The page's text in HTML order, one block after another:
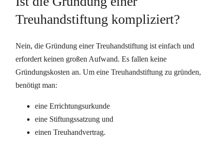
Treuhandstiftung kompliziert?
Nein, die Gründung einer Treuhandstiftung ist einfach und
erfordert keinen großen Aufwand. Es fallen keine
Gründungskosten an. Um eine Treuhandstiftung zu gründen,
benötigt man:
eine Errichtungsurkunde
eine Stiftungssatzung und
einen Treuhandvertrag.